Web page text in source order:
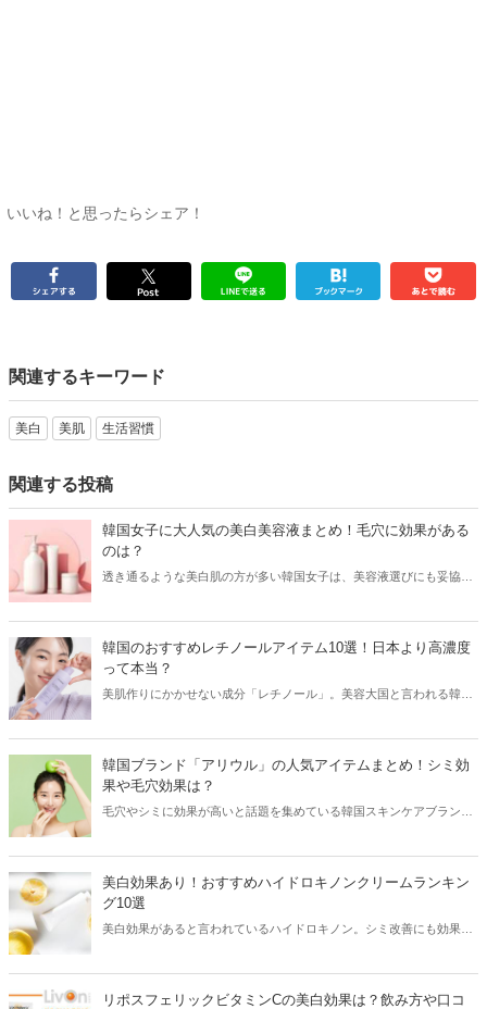
いいね！と思ったらシェア！
関連するキーワード
美白 美肌 生活習慣
関連する投稿
韓国女子に大人気の美白美容液まとめ！毛穴に効果がある
のは？
透き通るような美白肌の方が多い韓国女子は、美容液選びにも妥協し
ましょう。
韓国のおすすめレチノールアイテム10選！日本より高濃度
って本当？
美肌作りにかかせない成分「レチノール」。美容大国と言われる韓国
コスメブランドからご紹介します。
韓国ブランド「アリウル」の人気アイテムまとめ！シミ効
果や毛穴効果は？
毛穴やシミに効果が高いと話題を集めている韓国スキンケアブランド
美白効果あり！おすすめハイドロキノンクリームランキン
グ10選
美白効果があると言われているハイドロキノン。シミ改善にも効果が
介！美白を目指す方はぜひ参考にしてください。
リポスフェリックビタミンCの美白効果は？飲み方や口コ